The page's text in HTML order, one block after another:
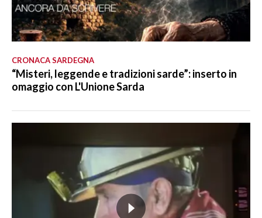
CRONACA SARDEGNA
“Misteri, leggende e tradizioni sarde”: inserto in
omaggio con L'Unione Sarda